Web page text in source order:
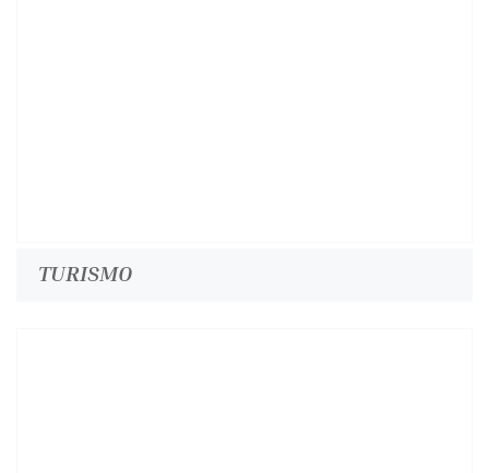
TURISMO